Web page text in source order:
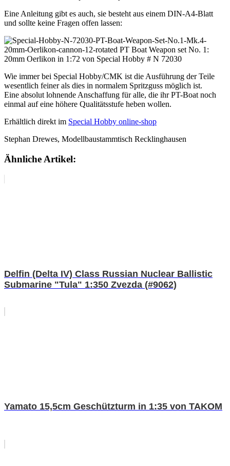
Eine Anleitung gibt es auch, sie besteht aus einem DIN-A4-Blatt
und sollte keine Fragen offen lassen:
Wie immer bei Special Hobby/CMK ist die Ausführung der Teile
wesentlich feiner als dies in normalem Spritzguss möglich ist.
Eine absolut lohnende Anschaffung für alle, die ihr PT-Boat noch
einmal auf eine höhere Qualitätsstufe heben wollen.
Erhältlich direkt im Special Hobby online-shop
Stephan Drewes, Modellbaustammtisch Recklinghausen
Ähnliche Artikel:
Delfin (Delta IV) Class Russian Nuclear Ballistic
Submarine "Tula" 1:350 Zvezda (#9062)
Yamato 15,5cm Geschützturm in 1:35 von TAKOM